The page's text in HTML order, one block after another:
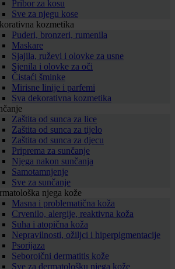
Pribor za kosu
Sve za njegu kose
kozmetika
Puderi, bronzeri, rumenila
Maskare
Sjajila, ruževi i olovke za usne
Sjenila i olovke za oči
Čistaći šminke
Mirisne linije i parfemi
Sva dekorativna kozmetika
Zaštita od sunca za lice
Zaštita od sunca za tijelo
Zaštita od sunca za djecu
Priprema za sunčanje
Njega nakon sunčanja
Samotamnjenje
Sve za sunčanje
njega kože
Masna i problematična koža
Crvenilo, alergije, reaktivna koža
Suha i atopična koža
Nepravilnosti, ožiljci i hiperpigmentacije
Psorijaza
Seboroični dermatitis kože
Sve za dermatološku njega kože